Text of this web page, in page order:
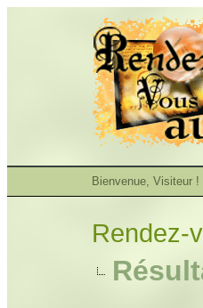
Bienvenue, Visiteur !
Rendez-